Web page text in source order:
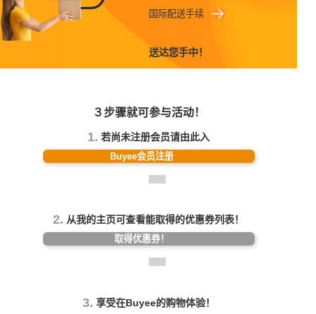
国际配送手续
送达您手中！
３步骤就可参与活动！
1. 若尚未注册会员请由此入
Buyee会员注册
2. 从我的主页可查看能取得的优惠券列表！
取得优惠券！
3. 享受在Buyee的购物体验！